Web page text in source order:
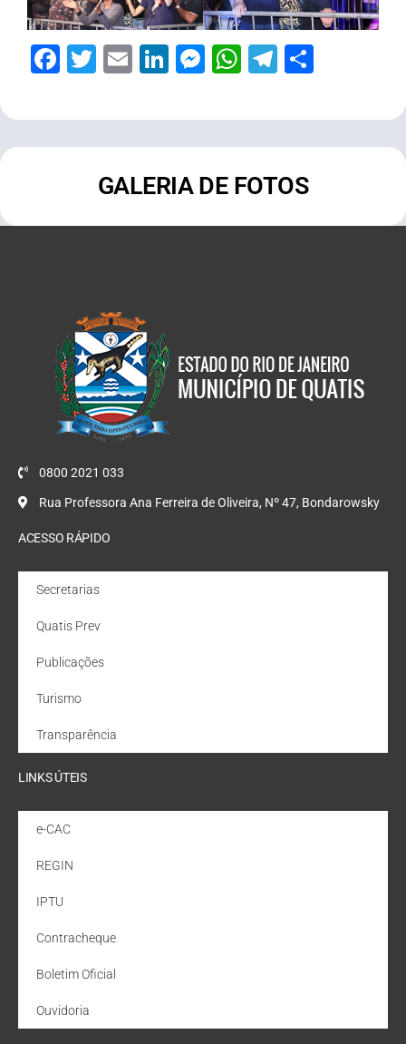
Facebook
Twitter
EmailLinkedIn
Messenger
WhatsApp
Telegram
GALERIA DE FOTOS
0800 2021 033
Rua Professora Ana Ferreira de Oliveira, Nº 47, Bondarowsky
ACESSO RÁPIDO
Secretarias
Quatis Prev
Publicações
Turismo
Transparência
LINKS ÚTEIS
e-CAC
REGIN
IPTU
Contracheque
Boletim Oficial
Ouvidoria